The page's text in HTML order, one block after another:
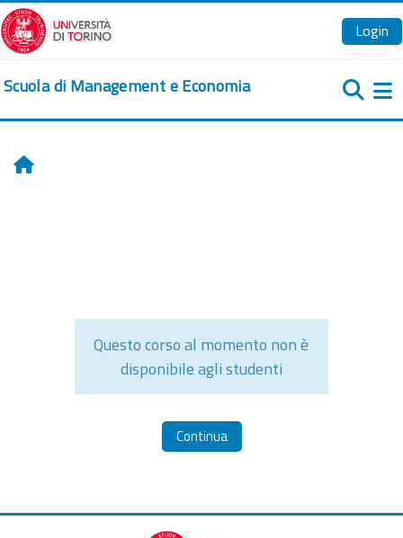
Vai al contenuto principale
Login
Scuola di Management e Economia
Home
Questo corso al momento non è
disponibile agli studenti
Continua